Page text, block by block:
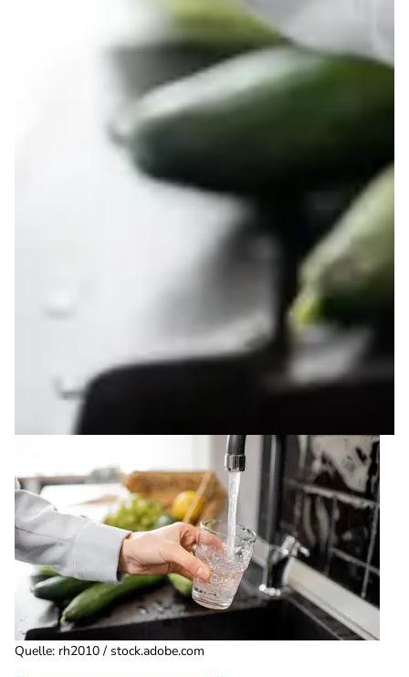
Quelle: rh2010 / stock.adobe.com